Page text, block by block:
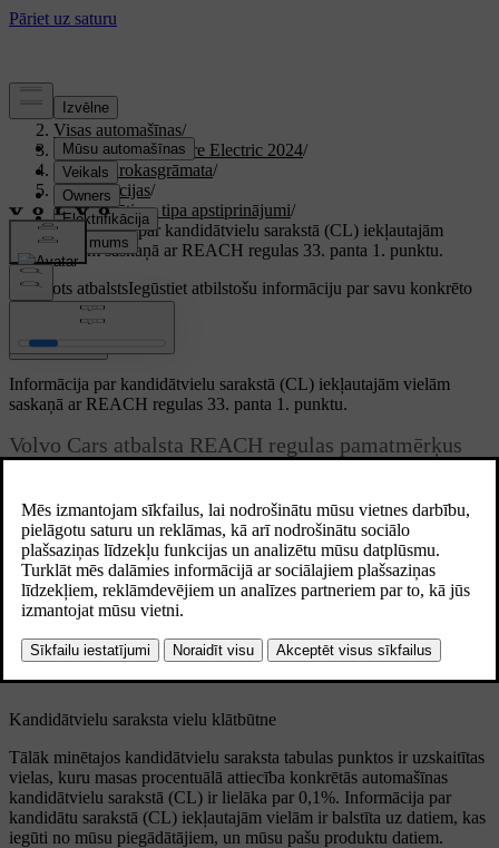
Atbalsts
Visas automašīnas/
XC40 Recharge Pure Electric 2024/
Lietotāja rokasgrāmata/
Specifikācijas/
Sertifikāti un tipa apstiprinājumi/
Informācija par kandidātvielu sarakstā (CL) iekļautajām
vielām saskaņā ar REACH regulas 33. panta 1. punktu.
Pielāgots atbalstsIegūstiet atbilstošu informāciju par savu konkrēto
automašīnu.
Pierakstīties
Atjaunināts 28.10.2024
Informācija par kandidātvielu sarakstā (CL) iekļautajām vielām
saskaņā ar REACH regulas 33. panta 1. punktu.
Volvo Cars atbalsta REACH regulas pamatmērķus
ražošanu, apstrādi un lietošanu.
Saskaņā ar REACH regulas (Regulas (EK) Nr. 1907/2006)
33. panta 1. punktu[1]profesionālie klienti ir jāinformē par vielām,
produktos. Tā mērķis ir veicināt drošu darbu ar attiecīgajiem
Kandidātvielu saraksta vielu klātbūtne
Tālāk minētajos kandidātvielu saraksta tabulas punktos ir uzskaitītas
vielas, kuru masas procentuālā attiecība konkrētās automašīnas
kandidātvielu sarakstā (CL) ir lielāka par 0,1%. Informācija par
kandidātu sarakstā (CL) iekļautajām vielām ir balstīta uz datiem, kas
iegūti no mūsu piegādātājiem, un mūsu pašu produktu datiem.